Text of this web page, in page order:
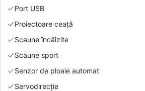
Port USB
Proiectoare ceață
Scaune încălzite
Scaune sport
Senzor de ploaie automat
Servodirecție